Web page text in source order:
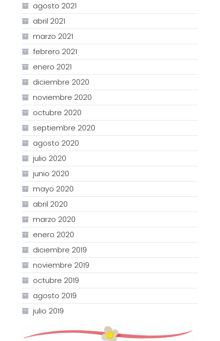
agosto 2021
abril 2021
marzo 2021
febrero 2021
enero 2021
diciembre 2020
noviembre 2020
octubre 2020
septiembre 2020
agosto 2020
julio 2020
junio 2020
mayo 2020
abril 2020
marzo 2020
enero 2020
diciembre 2019
noviembre 2019
octubre 2019
agosto 2019
julio 2019